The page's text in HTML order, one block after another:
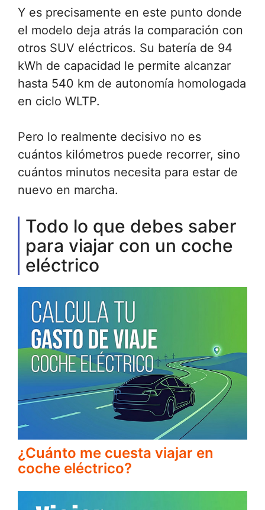
Y es precisamente en este punto donde
el modelo deja atrás la comparación con
otros SUV eléctricos. Su batería de 94
kWh de capacidad le permite alcanzar
hasta 540 km de autonomía homologada
en ciclo WLTP.
Pero lo realmente decisivo no es
cuántos kilómetros puede recorrer, sino
cuántos minutos necesita para estar de
nuevo en marcha.
Todo lo que debes saber
para viajar con un coche
eléctrico
¿Cuánto me cuesta viajar en
coche eléctrico?